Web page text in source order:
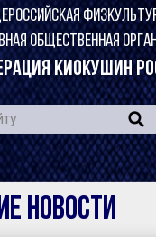
ОБЩЕСТВЕННАЯ
КИОКУШИН
новости